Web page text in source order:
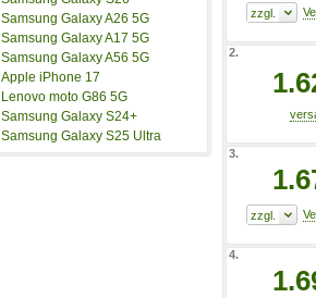
Samsung Galaxy A26 5G
Samsung Galaxy A17 5G
Samsung Galaxy A56 5G
Apple iPhone 17
Lenovo moto G86 5G
Samsung Galaxy S24+
Samsung Galaxy S25 Ultra
2.
3.
4.